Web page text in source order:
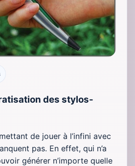
des stylos-
de jouer à l’infini avec
pas. En effet, qui n’a
générer n’importe quelle